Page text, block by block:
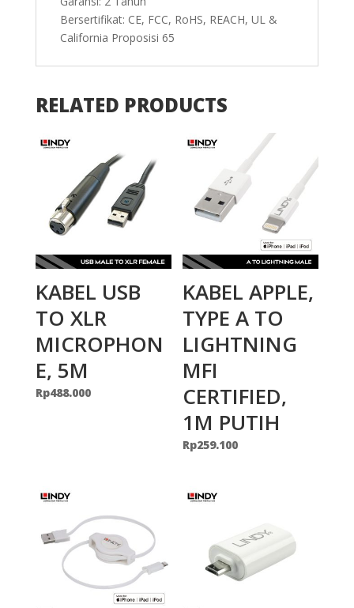
Bersertifikat: CE, FCC, RoHS, REACH, UL &
California Proposisi 65
RELATED PRODUCTS
KABEL USB
TO XLR
MICROPHON
E, 5M
Rp488.000
KABEL APPLE,
TYPE A TO
LIGHTNING
MFI
CERTIFIED,
1M PUTIH
Rp259.100